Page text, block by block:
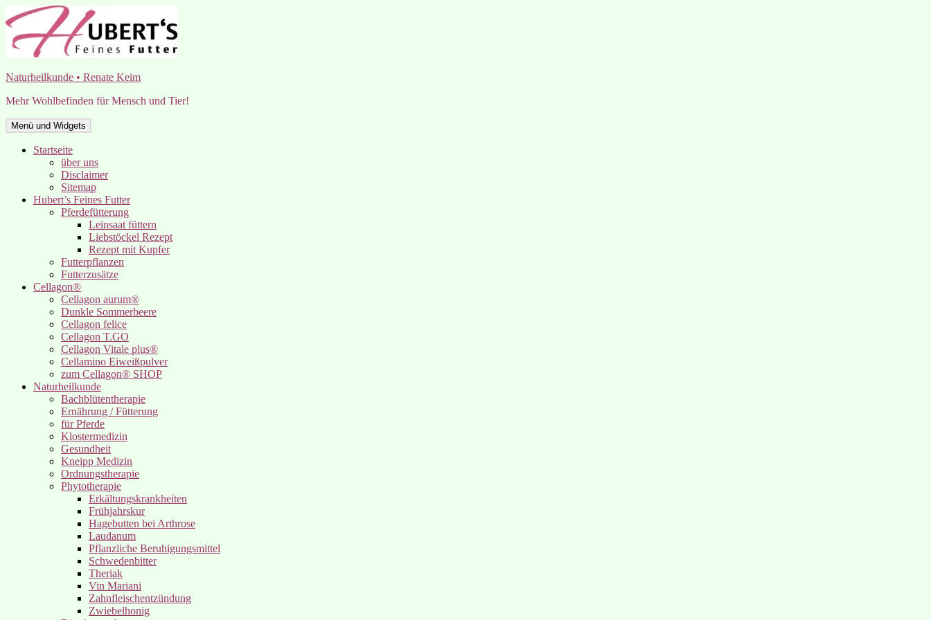
Zum
Inhalt
springen
Naturheilkunde • Renate Keim
Mehr Wohlbefinden für Mensch und Tier!
Menü und Widgets
Startseite
über uns
Disclaimer
Sitemap
Hubert’s Feines Futter
Pferdefütterung
Leinsaat füttern
Liebstöckel Rezept
Rezept mit Kupfer
Futterpflanzen
Futterzusätze
Cellagon®
Cellagon aurum®
Dunkle Sommerbeere
Cellagon felice
Cellagon T.GO
Cellagon Vitale plus®
Cellamino Eiweißpulver
zum Cellagon® SHOP
Naturheilkunde
Bachblütentherapie
Ernährung / Fütterung
für Pferde
Klostermedizin
Gesundheit
Kneipp Medizin
Ordnungstherapie
Phytotherapie
Erkältungskrankheiten
Frühjahrskur
Hagebutten bei Arthrose
Laudanum
Pflanzliche Beruhigungsmittel
Schwedenbitter
Theriak
Vin Mariani
Zahnfleischentzündung
Zwiebelhonig